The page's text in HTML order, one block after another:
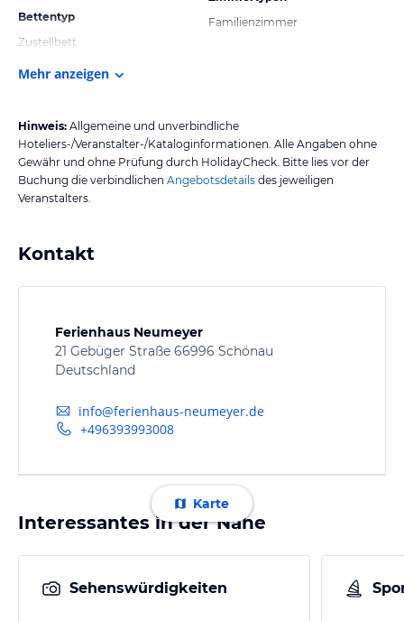
Bettentyp
Zustellbett
Familienzimmer
Mehr anzeigen
Hinweis: Allgemeine und unverbindliche
Hoteliers-/Veranstalter-/Kataloginformationen. Alle Angaben ohne
Gewähr und ohne Prüfung durch HolidayCheck. Bitte lies vor der
Buchung die verbindlichen Angebotsdetails des jeweiligen
Veranstalters.
Kontakt
Ferienhaus Neumeyer
21 Gebüger Straße 66996 Schönau
Deutschland
info@ferienhaus-neumeyer.de
+496393993008
Karte
Interessantes in der Nähe
Sehenswürdigkeiten